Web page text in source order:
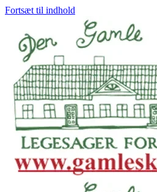
Fortsæt til indhold